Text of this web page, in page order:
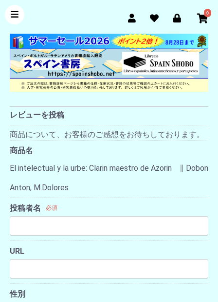
0
レビューを投稿
商品について、お客様のご感想をお待ちしております。
商品名
El intelectual y la urbe: Clarin maestro de Azorin ∥ Dobon
Anton, M.Dolores
投稿者名 必須
URL
性別